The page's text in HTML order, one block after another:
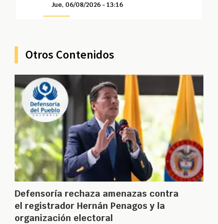
Jue, 06/08/2026 - 13:16
Otros Contenidos
Defensoría rechaza amenazas contra
el registrador Hernán Penagos y la
organización electoral